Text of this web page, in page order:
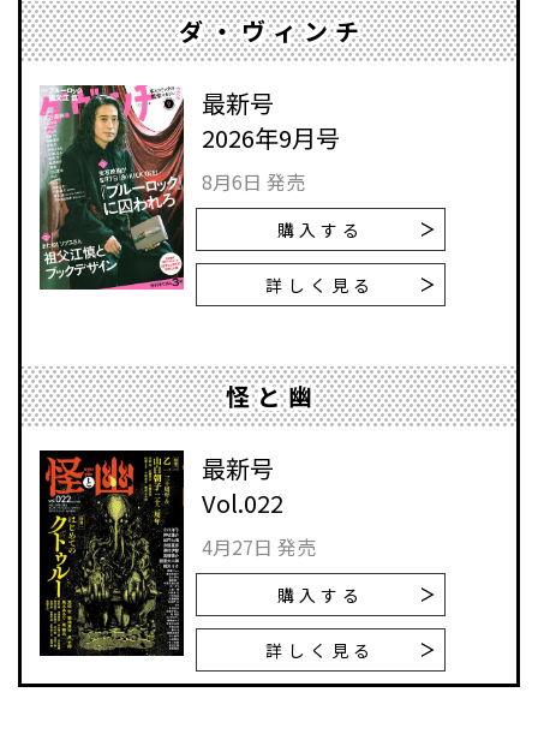
ダ・ヴィンチ
最新号
2026年9月号
8月6日 発売
購入する
詳しく見る
怪と幽
最新号
Vol.022
4月27日 発売
購入する
詳しく見る